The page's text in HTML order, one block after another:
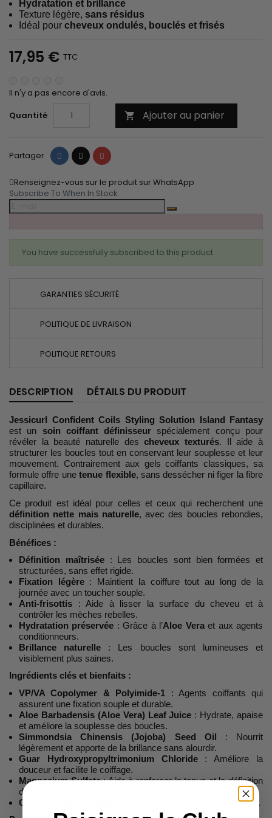
Hydratation et brillance
Texture légère, sans résidus
Idéal pour cheveux ondulés, bouclés et frisés
17,95 € TTC
Il n'y a pas encore d'avis.
Quantité
 Ajouter au panier
Partager PartagerTweet Pinterest
Renseignez-vous sur le produit sur WhatsApp
Subscribe To When In Stock
You have successfully subscribed to this product
GARANTIES SÉCURITÉ
POLITIQUE DE LIVRAISON
POLITIQUE RETOURS
DESCRIPTION DÉTAILS DU PRODUIT
Jessicurl Confident Coils Styling Solution Island Fantasy
est un soin coiffant définisseur spécialement conçu pour
révéler la beauté naturelle descheveux texturés. Il aide à
structurer les boucles tout en conservant leur souplesse et leur
mouvement. Contrairement aux gels coiffants classiques, sa
formule offre unetenue flexible, sans dessécher ni figer la fibre
capillaire.
Ce produit est idéal pour celles et ceux qui recherchent une
définition nette mais naturelle, avec des boucles rebondies,
disciplinées et durables.
Bénéfices :
Définition maîtrisée: Les boucles sont bien formées et
structurées, sans effet rigide.
Fixation légère: Maintient la coiffure tout au long de la
journée avec un toucher souple.
Anti-frisottis : Aide à lisser la surface du cheveu et à
contrôler les mèches rebelles.
Hydratation préservée : Grâce à l’Aloe Veraet aux agents
conditionneurs.
Brillance naturelle : Les boucles sont lumineuses et
visiblement plus saines.
Ingrédients clés et bienfaits :
VP/VA Copolymer & Polyimide-1 : Agents coiffants qui
assurent une fixation souple et durable.
Aloe Barbadensis (Aloe Vera) Leaf Juice : Hydrate, apaise
et améliore la souplesse des boucles.
Simmondsia Chinensis (Jojoba) Seed Oil : Nourrit
légèrement et apporte de la brillance sans alourdir.
Guar Hydroxypropyltrimonium Chloride: Améliore la
douceur et facilite le coiffage.
Magnesium Sulfate: Aide à renforcer la tenue et la définition
des boucles.
C12-15 Alkyl Benzoate
: Apporte un toucher soyeux et léger.